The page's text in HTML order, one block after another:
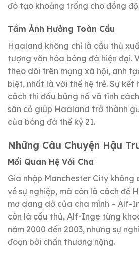
đó tạo khoảng trống cho đồng
Tầm Ảnh Hưởng Toàn Cầu
Haaland không chỉ là cầu thủ
tượng văn hóa bóng đá hiện đại.
theo dõi trên mạng xã hội, anh
biệt, nhất là với thế hệ trẻ. Sự kết
cách thi đấu bùng nổ và tính
sân cỏ giúp Haaland trở thành
của bóng đá thế kỷ 21.
Những Câu Chuyện Hậu
Mối Quan Hệ Với Cha
Gia nhập Manchester City không
về sự nghiệp, mà còn là cách để
mơ dang dở của cha mình – Alf-
còn là cầu thủ, Alf-Inge từng
năm 2000 đến 2003, nhưng sự
đoạn bởi chấn thương nặng.